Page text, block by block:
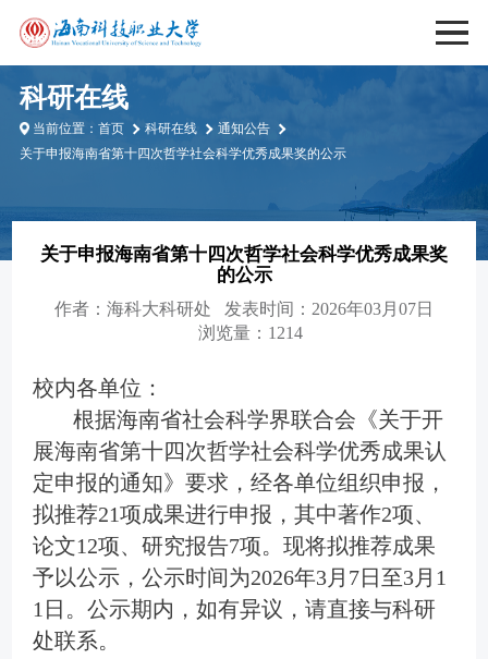
科研在线
当前位置：首页 科研在线
通知公告
关于申报海南省第十四次哲学社会科学优秀成果奖的公示
关于申报海南省第十四次哲学社会科学优秀成果奖
的公示
作者：海科大科研处
发表时间：2026年03月07日
浏览量：1214
校内各单位：
根据海南省社会科学界联合会 《关于开
展海南省第十四次哲学社会科学优秀成果认
定申报的通知》要求，经各单位组织申报，
拟推荐21项成果进行申报，其中著作2项、
论文12项、研究报告7项。现将拟推荐成果
予以公示，公示时间为2026年3月7日至3月1
1 日。公示期内，如有异议，请直接与科研
处联系。